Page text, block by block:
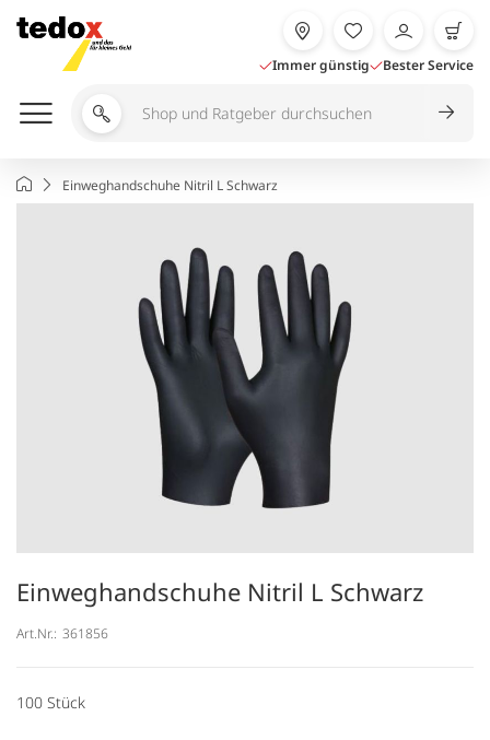
Inhalt
springen
Immer günstig Bester Service
Shop
durchsuchen
StartseiteEinweghandschuhe Nitril L Schwarz
Einweghandschuhe Nitril L Schwarz
Art.Nr.: 361856
100 Stück